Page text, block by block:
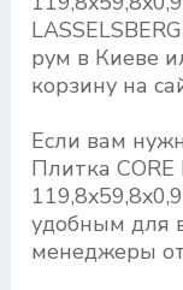
рум в Киеве
корзину на
Если вам
Плитка
удобным для
менеджеры